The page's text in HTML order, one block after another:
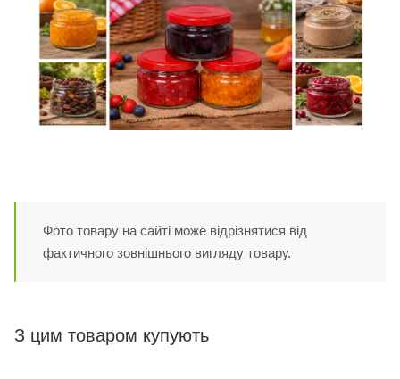
Фото товару на сайті може відрізнятися від
фактичного зовнішнього вигляду товару.
З цим товаром купують